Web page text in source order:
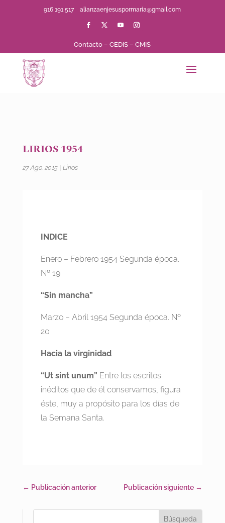
916 191 517alianzaenjesuspormaria@gmail.com
Contacto –CEDIS –CMIS
LIRIOS 1954
27 Ago, 2015| Lirios
INDICE
Enero – Febrero 1954 Segunda época.
Nº 19
“Sin mancha”
Marzo – Abril 1954 Segunda época. Nº
20
Hacia la virginidad
“Ut sint unum” Entre los escritos
inéditos que de él conservamos, figura
éste, muy a propósito para los días de
la Semana Santa.
← Publicación anterior Publicación siguiente →